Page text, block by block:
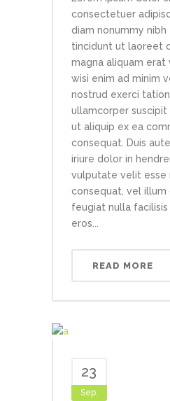
consectetuer
diam nonummy nibh
tincidunt ut laoreet
magna aliquam
wisi enim ad minim
nostrud exerci tation
ullamcorper
ut aliquip ex ea
consequat. Duis
iriure dolor in
vulputate velit esse
consequat, vel illum
feugiat nulla
eros...
READ MORE
23
Sep.